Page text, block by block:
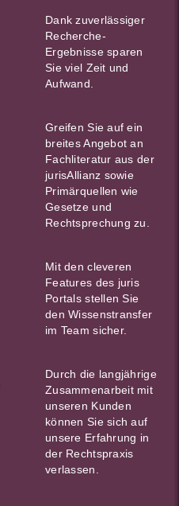
Dank zuverlässiger
Recherche-
Ergebnisse sparen
Sie viel Zeit und
Aufwand.
Greifen Sie auf ein
breites Angebot an
Fachliteratur aus der
jurisAllianz sowie
Primärquellen wie
Gesetze und
Rechtsprechung zu.
Mit den cleveren
Features des juris
Portals stellen Sie
den Wissenstransfer
im Team sicher.
Durch die langjährige
Zusammenarbeit mit
unseren Kunden
können Sie sich auf
unsere Erfahrung in
der Rechtspraxis
verlassen.